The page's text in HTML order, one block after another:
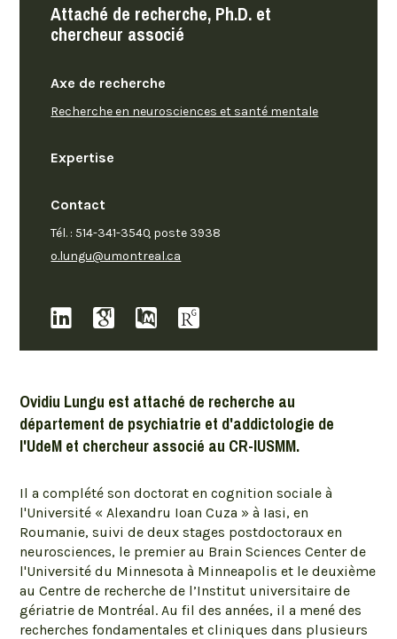
Attaché de recherche, Ph.D. et
chercheur associé
Axe de recherche
Recherche en neurosciences et santé mentale
Expertise
Contact
Tél. : 514-341-3540, poste 3938
o.lungu@umontreal.ca
Ovidiu Lungu est attaché de recherche au
département de psychiatrie et d'addictologie de
l'UdeM et chercheur associé au CR-IUSMM.
Il a complété son doctorat en cognition sociale à
l'Université « Alexandru Ioan Cuza » à Iasi, en
Roumanie, suivi de deux stages postdoctoraux en
neurosciences, le premier au Brain Sciences Center de
l'Université du Minnesota à Minneapolis et le deuxième
au Centre de recherche de l’Institut universitaire de
gériatrie de Montréal. Au fil des années, il a mené des
recherches fondamentales et cliniques dans plusieurs